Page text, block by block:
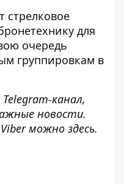
стрелковое
для
очередь
группировкам в
Telegram-канал,
новости.
можно здесь.